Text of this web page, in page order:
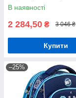
В наявності
2 284,50 ₴ 3 046 ₴
Купити
–25%